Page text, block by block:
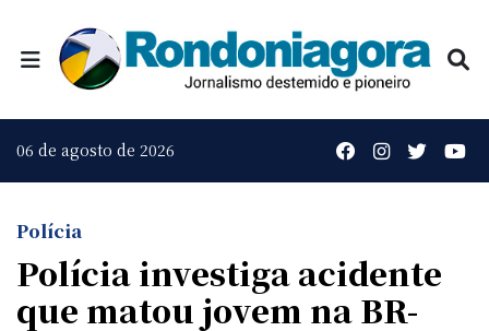
06 de agosto de 2026
Polícia
Polícia investiga acidente
que matou jovem na BR-